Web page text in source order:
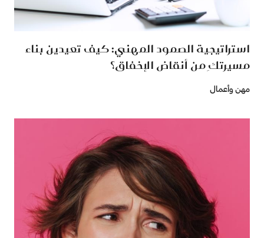
استراتيجية الصمود المهني: كيف تعيدين بناء
مسيرتكِ من أنقاض الإخفاق؟
مهن وأعمال